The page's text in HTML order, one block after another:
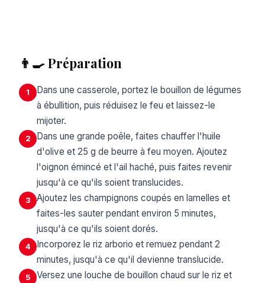
👨‍🍳 Préparation
1
Dans une casserole, portez le bouillon de légumes
à ébullition, puis réduisez le feu et laissez-le
mijoter.
2
Dans une grande poêle, faites chauffer l'huile
d'olive et 25 g de beurre à feu moyen. Ajoutez
l'oignon émincé et l'ail haché, puis faites revenir
jusqu'à ce qu'ils soient translucides.
3
Ajoutez les champignons coupés en lamelles et
faites-les sauter pendant environ 5 minutes,
jusqu'à ce qu'ils soient dorés.
4
Incorporez le riz arborio et remuez pendant 2
minutes, jusqu'à ce qu'il devienne translucide.
5
Versez une louche de bouillon chaud sur le riz et